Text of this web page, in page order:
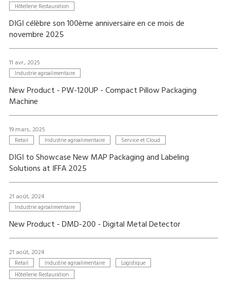
Hôtellerie Restauration
DIGI célèbre son 100ème anniversaire en ce mois de
novembre 2025
11 avr., 2025
Industrie agroalimentaire
New Product - PW-120UP - Compact Pillow Packaging
Machine
19 mars, 2025
Retail Industrie agroalimentaire Service et Cloud
DIGI to Showcase New MAP Packaging and Labeling
Solutions at IFFA 2025
21 août, 2024
Industrie agroalimentaire
New Product - DMD-200 - Digital Metal Detector
21 août, 2024
Retail Industrie agroalimentaire
Logistique
Hôtellerie Restauration